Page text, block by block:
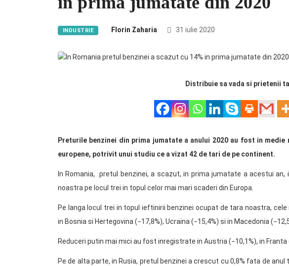
INDUSTRIE Florin Zaharia 31 iulie 2020
Distribuie sa vada si prietenii
Preturile benzinei din prima jumatate a anului 2020 au fost in
europene, potrivit unui studiu ce a vizat 42 de tari de pe continent.
In Romania, pretul benzinei, a scazut, in prima jumatate a acestui an,
noastra pe locul trei in topul celor mai mari scaderi din Europa.
Pe langa locul trei in topul ieftinirii benzinei ocupat de tara noastra,
in Bosnia si Hertegovina (−17,8%), Ucraina (−15,4%) si in Macedonia
Reduceri putin mai mici au fost inregistrate in Austria (−10,1%), in Franta
Pe de alta parte, in Rusia, pretul benzinei a crescut cu 0,8% fata de